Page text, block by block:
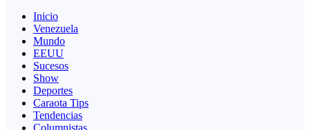
Inicio
Venezuela
Mundo
EEUU
Sucesos
Show
Deportes
Caraota Tips
Tendencias